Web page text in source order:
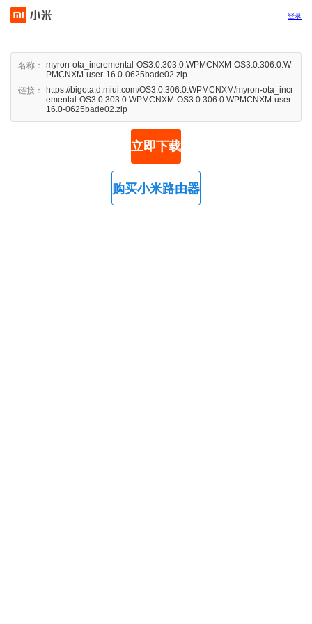
登录
名称：
myron-ota_incremental-OS3.0.303.0.WPMCNXM-OS3.0.306.0.W
PMCNXM-user-16.0-0625bade02.zip
链接：
https://bigota.d.miui.com/OS3.0.306.0.WPMCNXM/myron-ota_incr
emental-OS3.0.303.0.WPMCNXM-OS3.0.306.0.WPMCNXM-user-
16.0-0625bade02.zip
立即下载
购买小米路由器